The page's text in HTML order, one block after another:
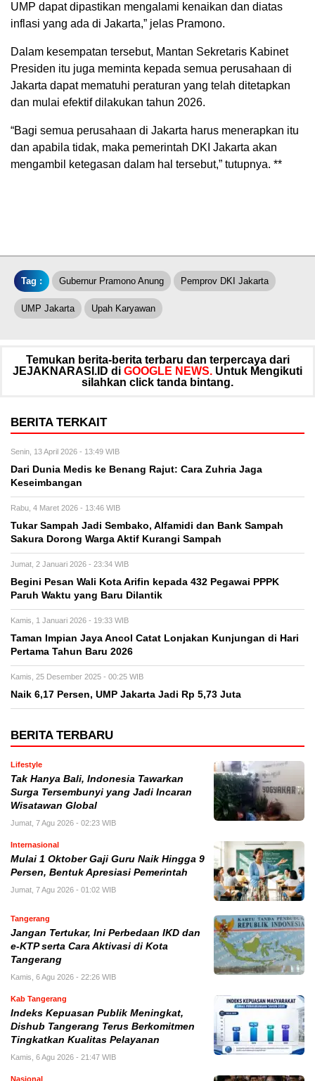
UMP dapat dipastikan mengalami kenaikan dan diatas
inflasi yang ada di Jakarta,” jelas Pramono.
Dalam kesempatan tersebut, Mantan Sekretaris Kabinet
Presiden itu juga meminta kepada semua perusahaan di
Jakarta dapat mematuhi peraturan yang telah ditetapkan
dan mulai efektif dilakukan tahun 2026.
“Bagi semua perusahaan di Jakarta harus menerapkan itu
dan apabila tidak, maka pemerintah DKI Jakarta akan
mengambil ketegasan dalam hal tersebut,” tutupnya. **
Tag : Gubernur Pramono Anung Pemprov DKI Jakarta
UMP Jakarta Upah Karyawan
Temukan berita-berita terbaru dan terpercaya dari
JEJAKNARASI.ID di GOOGLE NEWS. Untuk Mengikuti
silahkan click tanda bintang.
BERITA TERKAIT
Senin, 13 April 2026 - 13:49 WIB
Dari Dunia Medis ke Benang Rajut: Cara Zuhria Jaga
Keseimbangan
Rabu, 4 Maret 2026 - 13:46 WIB
Tukar Sampah Jadi Sembako, Alfamidi dan Bank Sampah
Sakura Dorong Warga Aktif Kurangi Sampah
Jumat, 2 Januari 2026 - 23:34 WIB
Begini Pesan Wali Kota Arifin kepada 432 Pegawai PPPK
Paruh Waktu yang Baru Dilantik
Kamis, 1 Januari 2026 - 19:33 WIB
Taman Impian Jaya Ancol Catat Lonjakan Kunjungan di Hari
Pertama Tahun Baru 2026
Kamis, 25 Desember 2025 - 00:25 WIB
Naik 6,17 Persen, UMP Jakarta Jadi Rp 5,73 Juta
BERITA TERBARU
Lifestyle
Tak Hanya Bali, Indonesia Tawarkan
Surga Tersembunyi yang Jadi Incaran
Wisatawan Global
Jumat, 7 Agu 2026 - 02:23 WIB
Internasional
Mulai 1 Oktober Gaji Guru Naik Hingga 9
Persen, Bentuk Apresiasi Pemerintah
Jumat, 7 Agu 2026 - 01:02 WIB
Tangerang
Jangan Tertukar, Ini Perbedaan IKD dan
e-KTP serta Cara Aktivasi di Kota
Tangerang
Kamis, 6 Agu 2026 - 22:26 WIB
Kab Tangerang
Indeks Kepuasan Publik Meningkat,
Dishub Tangerang Terus Berkomitmen
Tingkatkan Kualitas Pelayanan
Kamis, 6 Agu 2026 - 21:47 WIB
Nasional